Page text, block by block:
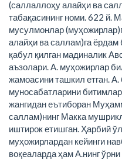
(саллаллоҳу алайҳи ва
табақасининг номи. 622 й.
мусулмонлар
алайҳи ва саллам)га
қабул қилган мадиналик
аъзолари. А. муҳожирлар
жамоасини ташкил етган.
муносабатларини
жангидан еътиборан
саллам)нинг Макка
иштирок етишган. Ҳарбий
муҳожирлардан кейинги
воқеаларда ҳам А.нинг